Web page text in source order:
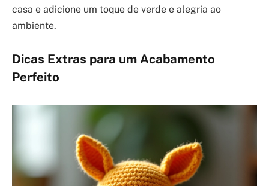
casa e adicione um toque de verde e alegria ao
ambiente.
Dicas Extras para um Acabamento
Perfeito